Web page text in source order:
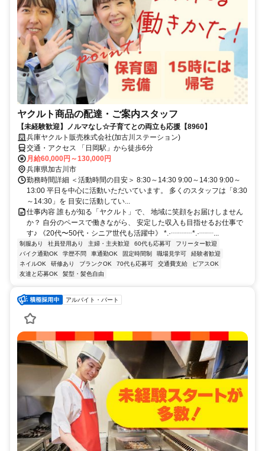
ヤクルト商品の配達・ご案内スタッフ
【未経験歓迎】ノルマなし☆子育てとの両立も応援【8960】
兵庫ヤクルト販売株式会社(加古川ステーション)
交通・アクセス 「日岡駅」から徒歩6分
月給60,000円～130,000円
兵庫県加古川市
勤務時間詳細 ＜活動時間の目安＞ 8:30～14:30 9:00～14:30 9:00～
13:00 平日を中心に活動いただいています。 多くのスタッフは「8:30
～14:30」を 目安に活動してい...
仕事内容 誰もが知る「ヤクルト」で、 地域に笑顔をお届けしません
か？ 自分のペースで働きながら、 安定した収入も目指せるお仕事で
す♪ 《20代〜50代・シニア世代も活躍中》 *.·┈┈┈*.·┈┈...
制服あり 社員登用あり 主婦・主夫歓迎 60代も応募可
フリーター歓迎
バイク通勤OK
学歴不問 車通勤OK 固定時間制 職場見学可
経験者歓迎
ネイルOK
研修あり ブランクOK 70代も応募可 交通費支給
ピアスOK
友達と応募OK
髪型・髪色自由
アルバイト・パート